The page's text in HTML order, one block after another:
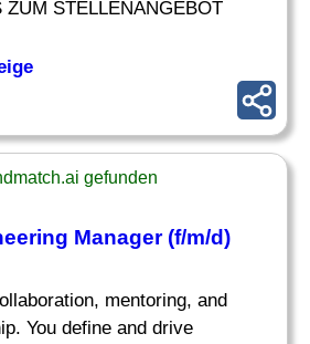
ZUM STELLENANGEBOT
gefunden
Manager(f/m/d)
mentoring, and
You define and drive